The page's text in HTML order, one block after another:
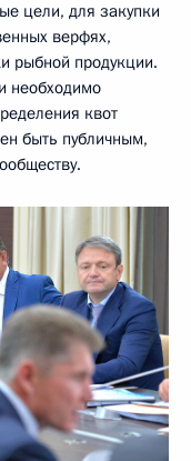
цели, для закупки
верфях,
рыбной продукции.
необходимо
квот
быть публичным,